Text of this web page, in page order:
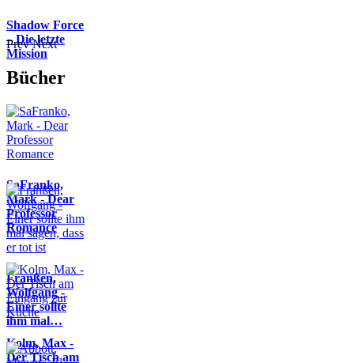
Shadow Force
– Die letzte
Mission
Prev Next
Bücher
SaFranko,
Mark - Dear
Professor
Romance
Franßen,
Wolfgang -
Einer sollte
ihm mal…
Kolm, Max -
Der Tisch am